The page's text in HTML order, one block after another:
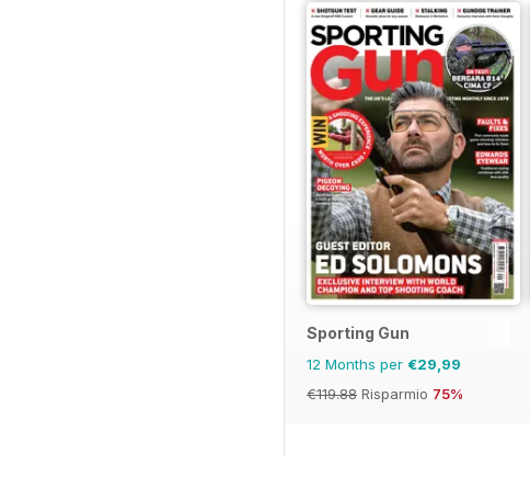
Sporting Gun
12 Months per €29,99
€119.88 Risparmio 75%